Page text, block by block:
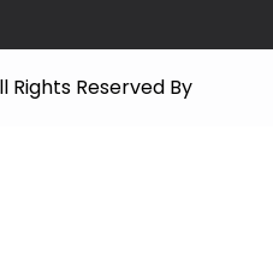
Reserved By